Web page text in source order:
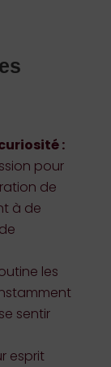
:
pour
de
à de
les
sentir
esprit